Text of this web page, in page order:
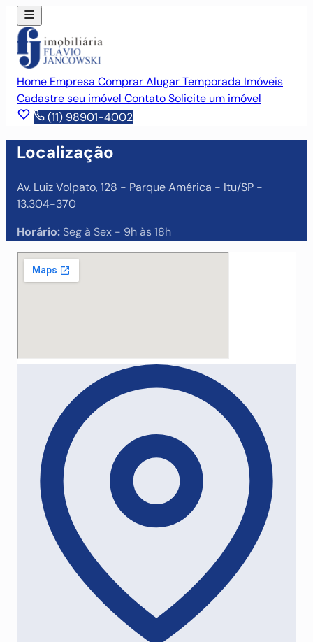
Home Empresa ComprarAlugarTemporada Imóveis
Cadastre seu imóvel ContatoSolicite um imóvel
(11) 98901-4002
Localização
Av. Luiz Volpato, 128 - Parque América - Itu/SP -
13.304-370
Horário:Seg à Sex - 9h às 18h